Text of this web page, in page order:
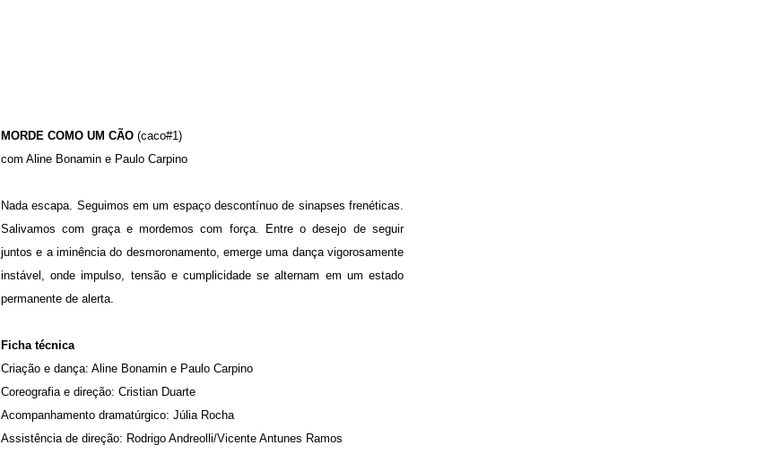
MORDE COMO UM CÃO (caco#1)
com Aline Bonamin e Paulo Carpino
Nada escapa. Seguimos em um espaço descontínuo de sinapses frenéticas.
Salivamos com graça e mordemos com força. Entre o desejo de seguir
juntos e a iminência do desmoronamento, emerge uma dança vigorosamente
instável, onde impulso, tensão e cumplicidade se alternam em um estado
permanente de alerta.
Ficha técnica
Criação e dança: Aline Bonamin e Paulo Carpino
Coreografia e direção: Cristian Duarte
Acompanhamento dramatúrgico: Júlia Rocha
Assistência de direção: Rodrigo Andreolli/Vicente Antunes Ramos